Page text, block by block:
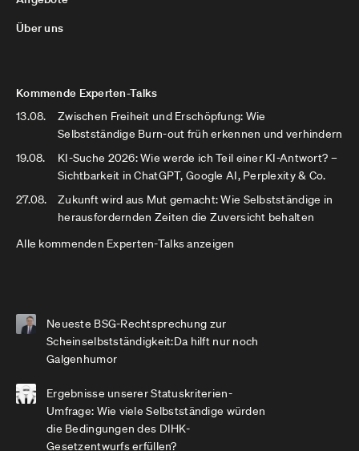
Über uns
Kommende Experten-Talks
13.08.
Zwischen Freiheit und Erschöpfung: Wie
Selbstständige Burn-out früh erkennen und verhindern
19.08.
KI-Suche 2026: Wie werde ich Teil einer KI-Antwort? –
Sichtbarkeit in ChatGPT, Google AI, Perplexity & Co.
27.08.
Zukunft wird aus Mut gemacht: Wie Selbstständige in
herausfordernden Zeiten die Zuversicht behalten
Alle kommenden Experten-Talks anzeigen
Neueste BSG-Rechtsprechung zur
Scheinselbstständigkeit:Da hilft nur noch
Galgenhumor
Ergebnisse unserer Statuskriterien-
Umfrage: Wie viele Selbstständige würden
die Bedingungen des DIHK-
Gesetzentwurfs erfüllen?